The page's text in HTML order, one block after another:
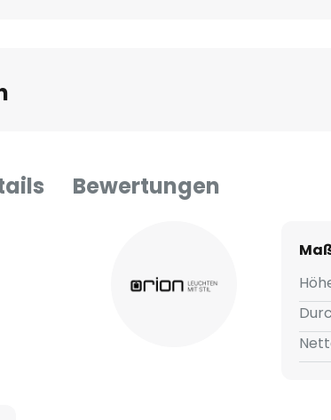
Bewertungen